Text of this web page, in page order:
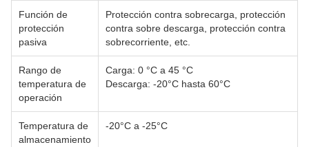
Función de
protección
pasiva
Protección contra sobrecarga, protección
contra sobre descarga, protección contra
sobrecorriente, etc.
Rango de
temperatura de
operación
Carga: 0 °C a 45 °C
Descarga: -20°C hasta 60°C
Temperatura de
almacenamiento
-20°C a -25°C